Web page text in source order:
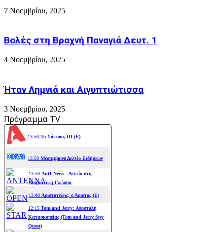
7 Νοεμβρίου, 2025
Βολές στη Βραχνή Παναγιά Δευτ. 1
4 Νοεμβρίου, 2025
Ήταν Λημνιά και Αιγυπτιώτισσα
3 Νοεμβρίου, 2025
Πρόγραμμα TV